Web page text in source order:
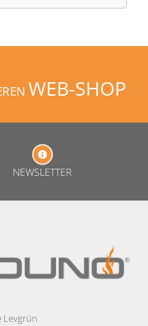
WEB-SHOP
NEWSLETTER
Levgrün